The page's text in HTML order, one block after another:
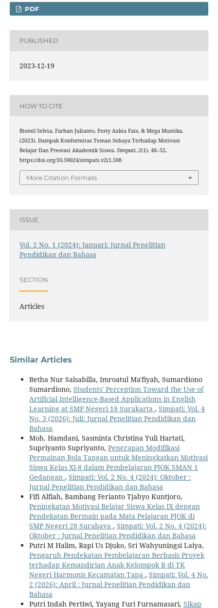
PDF
PUBLISHED
2023-12-19
HOW TO CITE
Bismil Selvia, Farhan Julianto, Festy Azkia Fais, & Mega Mustika.
(2023). Dampak Konformitas Teman Sebaya Terhadap Motivasi
Belajar Dan Prestasi Akademik Siswa. Simpati, 2(1), 48–52.
https://doi.org/10.59024/simpati.v2i1.508
More Citation Formats
ISSUE
Vol. 2 No. 1 (2024): Januari: Jurnal Penelitian
Pendidikan dan Bahasa
SECTION
Articles
Similar Articles
Betha Nur Salsabilla, Imroatul Ma'fiyah, Sumardiono
Sumardiono, Students' Perception Toward the Use of
Artificial Intelligence-Based Applications in English
Learning at SMP Negeri 18 Surakarta , Simpati: Vol. 4
No. 3 (2026): Juli: Jurnal Penelitian Pendidikan dan
Bahasa
Moh. Hamdani, Sasminta Christina Yuli Hartati,
Supriyanto Supriyanto, Penerapan Modifikasi
Permainan Bola Tangan untuk Meningkatkan Motivasi
Siswa Kelas XI-8 dalam Pembelajaran PJOK SMAN 1
Gedangan , Simpati: Vol. 2 No. 4 (2024): Oktober :
Jurnal Penelitian Pendidikan dan Bahasa
Fifi Alfiah, Bambang Ferianto Tjahyo Kuntjoro,
Peningkatan Motivasi Belajar Siswa Kelas IX dengan
Pendekatan Bermain pada Mata Pelajaran PJOK di
SMP Negeri 28 Surabaya , Simpati: Vol. 2 No. 4 (2024):
Oktober : Jurnal Penelitian Pendidikan dan Bahasa
Putri M Halim, Rapi Us Djuko, Sri Wahyuningsi Laiya,
Pengaruh Pendekatan Pembelajaran Berbasis Proyek
terhadap Kemandirian Anak Kelompok B di TK
Negeri Harmonis Kecamatan Tapa , Simpati: Vol. 4 No.
2 (2026): April : Jurnal Penelitian Pendidikan dan
Bahasa
Putri Indah Pertiwi, Yayang Furi Furnamasari, Sikap